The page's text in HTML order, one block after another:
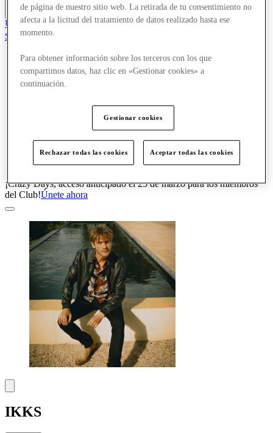
Más
Únete al Club
Salvado
Tiendas
Ofertas
Planifica tu visita
¡Crazy Days, acceso anticipado el 25 de marzo para los miembros
del Club!Únete ahora
IKKS
de página de nuestro sitio web. La retirada de tu consentimiento no
afecta a la licitud del tratamiento de datos realizado hasta ese
momento.
Para obtener información sobre los terceros con los que
compartimos datos, haz clic en «Gestionar cookies» a
continuación.
Gestionar cookies
Rechazar todas las cookies Aceptar todas las cookies